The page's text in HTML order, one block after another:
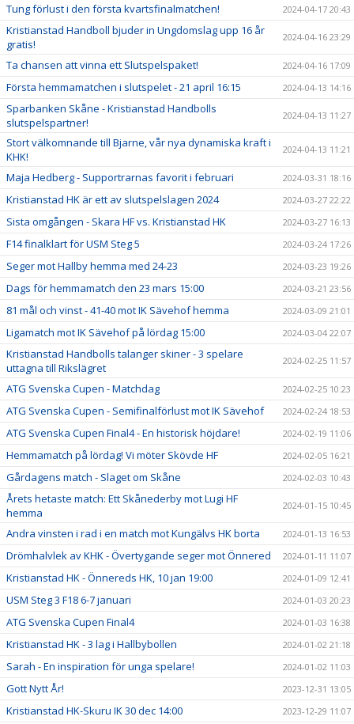
Tung förlust i den första kvartsfinalmatchen! 2024-04-17 20:43
Kristianstad Handboll bjuder in Ungdomslag upp 16 år
gratis!
2024-04-16 23:29
Ta chansen att vinna ett Slutspelspaket! 2024-04-16 17:09
Första hemmamatchen i slutspelet - 21 april 16:15 2024-04-13 14:16
Sparbanken Skåne - Kristianstad Handbolls
slutspelspartner!
2024-04-13 11:27
Stort välkomnande till Bjarne, vår nya dynamiska kraft i
KHK!
2024-04-13 11:21
Maja Hedberg - Supportrarnas favorit i februari 2024-03-31 18:16
Kristianstad HK är ett av slutspelslagen 2024 2024-03-27 22:22
Sista omgången - Skara HF vs. Kristianstad HK 2024-03-27 16:13
F14 finalklart för USM Steg 5 2024-03-24 17:26
Seger mot Hallby hemma med 24-23 2024-03-23 19:26
Dags för hemmamatch den 23 mars 15:00 2024-03-21 23:56
81 mål och vinst - 41-40 mot IK Sävehof hemma 2024-03-09 21:01
Ligamatch mot IK Sävehof på lördag 15:00 2024-03-04 22:07
Kristianstad Handbolls talanger skiner - 3 spelare
uttagna till Rikslägret
2024-02-25 11:57
ATG Svenska Cupen - Matchdag 2024-02-25 10:23
ATG Svenska Cupen - Semifinalförlust mot IK Sävehof 2024-02-24 18:53
ATG Svenska Cupen Final4 - En historisk höjdare! 2024-02-19 11:06
Hemmamatch på lördag! Vi möter Skövde HF 2024-02-05 16:21
Gårdagens match - Slaget om Skåne 2024-02-03 10:43
Årets hetaste match: Ett Skånederby mot Lugi HF
hemma
2024-01-15 10:45
Andra vinsten i rad i en match mot Kungälvs HK borta 2024-01-13 16:53
Drömhalvlek av KHK - Övertygande seger mot Önnered 2024-01-11 11:07
Kristianstad HK - Önnereds HK, 10 jan 19:00 2024-01-09 12:41
USM Steg 3 F18 6-7 januari 2024-01-03 20:23
ATG Svenska Cupen Final4 2024-01-03 16:38
Kristianstad HK - 3 lag i Hallbybollen 2024-01-02 21:18
Sarah - En inspiration för unga spelare! 2024-01-02 11:03
Gott Nytt År! 2023-12-31 13:05
Kristianstad HK-Skuru IK 30 dec 14:00 2023-12-29 11:07